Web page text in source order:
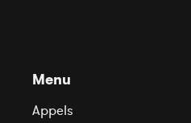
Menu
Appels